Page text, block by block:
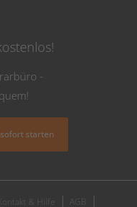
-
starten
& Hilfe
AGB